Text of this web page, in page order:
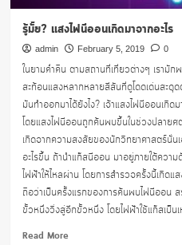
รู้มั้ย? แสงไฟนีออนเกิดมาจากอะไร
admin February 5, 2019 0
ในยามค่ำคืน ตามสถานที่เที่ยวต่างๆ เรามั
สะท้อนแสงหลากหลายสีสันที่ดูโดดเด่นสะดุ
มันทำออกมาได้ยังไง? เจ้าแสงไฟนีออนเกิ
โดยแสงไฟนีออนถูกค้นพบขึ้นในช่วงปลา
เกิดจากความสงสัยของนักวิทยาศาสตร์นั่
อะไรขึ้น ถ้านำแก๊สนีออน มาอยู่ภายใต้ควา
ไฟฟ้าให้ไหลผ่าน โดยการสำรวจครั้งนี้เกิด
ถือว่าเป็นครั้งแรกของการค้นพบไฟนีออน
ขั้วหนึ่งวิ่งสู่อีกขั้วหนึ่ง โดยไฟฟ้าใช้แก๊สเป็
Read MoreRead